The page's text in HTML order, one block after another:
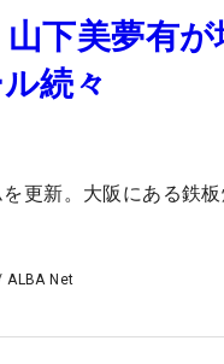
山下美夢有
続々
更新。大阪にある鉄
ALBA Net